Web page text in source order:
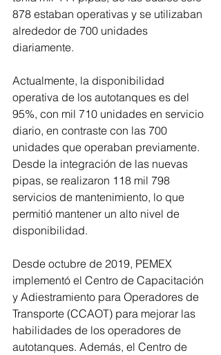
878 estaban operativas y se utilizaban
alrededor de 700 unidades
diariamente.
Actualmente, la disponibilidad
operativa de los autotanques es del
95%, con mil 710 unidades en servicio
diario, en contraste con las 700
unidades que operaban previamente.
Desde la integración de las nuevas
pipas, se realizaron 118 mil 798
servicios de mantenimiento, lo que
permitió mantener un alto nivel de
disponibilidad.
Desde octubre de 2019, PEMEX
implementó el Centro de Capacitación
y Adiestramiento para Operadores de
Transporte (CCAOT) para mejorar las
habilidades de los operadores de
autotanques. Además, el Centro de